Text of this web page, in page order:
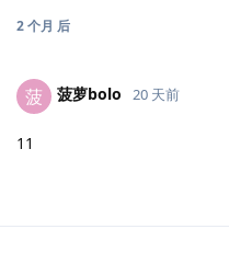
2 个月 后
菠 菠萝bolo 20 天前
11